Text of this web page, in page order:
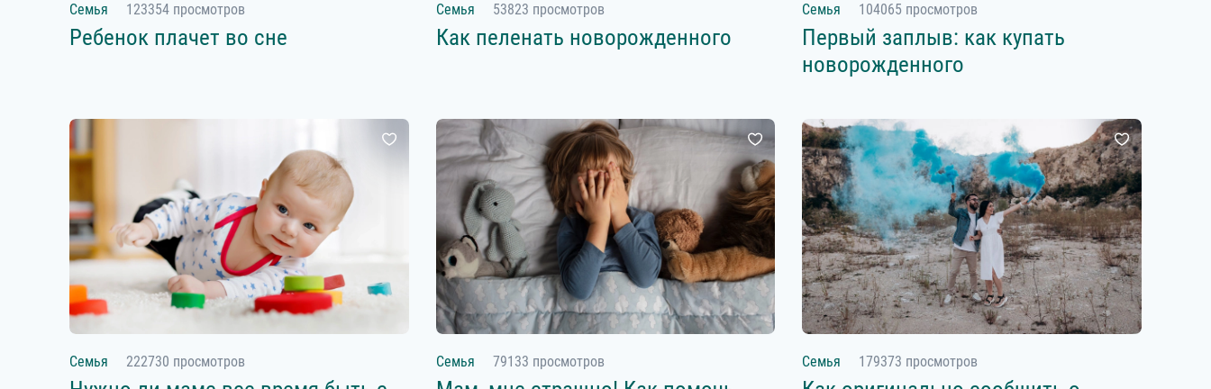
Семья 123354 просмотров
Ребенок плачет во сне
Семья 53823 просмотров
Как пеленать новорожденного
Семья 104065 просмотров
Первый заплыв: как купать
новорожденного
Семья 222730 просмотров Семья 79133 просмотров Семья 179373 просмотров